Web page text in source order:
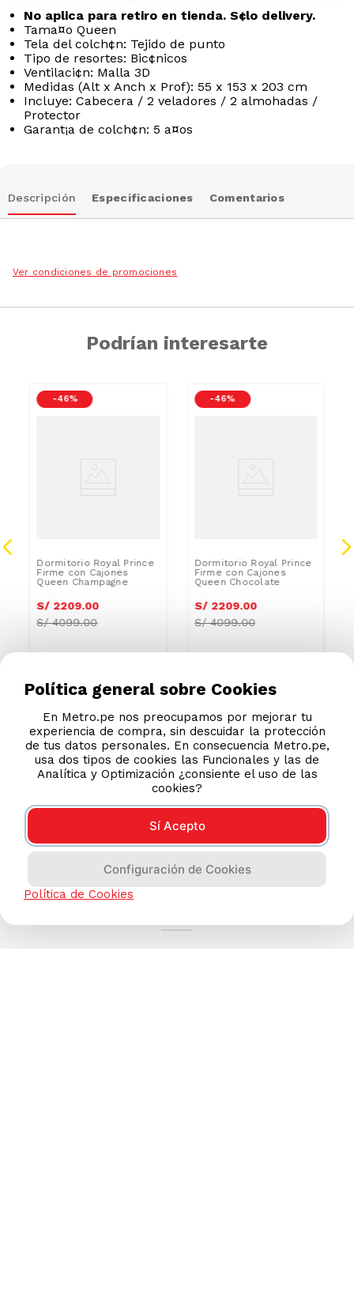
No aplica para retiro en tienda. S¢lo delivery.
Tama¤o Queen
Tela del colch¢n: Tejido de punto
Tipo de resortes: Bic¢nicos
Ventilaci¢n: Malla 3D
Medidas (Alt x Anch x Prof): 55 x 153 x 203 cm
Incluye: Cabecera / 2 veladores / 2 almohadas /
Protector
Garant¡a de colch¢n: 5 a¤os
Descripción Especificaciones Comentarios
Ver condiciones de promociones
Podrían interesarte
-46 %
Dormitorio Royal Prince
Firme con Cajones
Queen Champagne
S/ 2209.00
S/4099.00
-46 %
Dormitorio Royal Prince
Firme con Cajones
Queen Chocolate
S/ 2209.00
S/4099.00
Política general sobre Cookies
En Metro.pe nos preocupamos por mejorar tu
experiencia de compra, sin descuidar la protección
de tus datos personales. En consecuencia Metro.pe,
usa dos tipos de cookies las Funcionales y las de
Analítica y Optimización ¿consiente el uso de las
cookies?
Sí Acepto
Configuración de Cookies
Política de Cookies